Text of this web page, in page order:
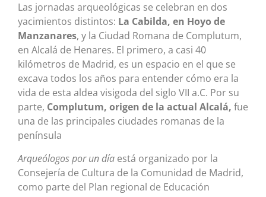
Las jornadas arqueológicas se celebran en dos
yacimientos distintos: La Cabilda, en Hoyo de
Manzanares, y la Ciudad Romana de Complutum,
en Alcalá de Henares. El primero, a casi 40
kilómetros de Madrid, es un espacio en el que se
excava todos los años para entender cómo era la
vida de esta aldea visigoda del siglo VII a.C. Por su
parte, Complutum, origen de la actual Alcalá, fue
una de las principales ciudades romanas de la
península
Arqueólogos por un día está organizado por la
Consejería de Cultura de la Comunidad de Madrid,
como parte del Plan regional de Educación